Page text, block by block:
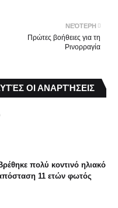
ΝΕΌΤΕΡΗ
Πρώτες βοήθειες για τη
Ρινορραγία
ΟΙ ΑΝΑΡΤΉΣΕΙΣ
πολύ κοντινό ηλιακό
11 ετών φωτός